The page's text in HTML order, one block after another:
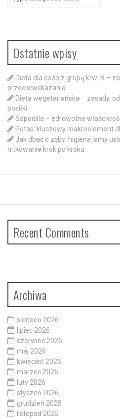
for:
Ostatnie wpisy
Dieta dla osób z grupą krwi B –
przeciwwskazania
Dieta wegetariańska – zasady,
posiłki
Sapodilla – zdrowotne
Potas: kluczowy makroelement
Jak dbać o zęby: higiena jamy
nitkowanie krok po kroku
Recent Comments
Archiwa
sierpień 2026
lipiec 2026
czerwiec 2026
maj 2026
kwiecień 2026
marzec 2026
luty 2026
styczeń 2026
grudzień 2025
listopad 2025